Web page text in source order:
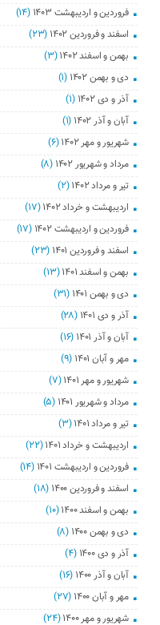
فروردین و اردیبهشت ۱۴۰۳
(۱۴)
اسفند و فروردین ۱۴۰۲
(۲۳)
بهمن و اسفند ۱۴۰۲
(۳)
دی و بهمن ۱۴۰۲
(۱)
آذر و دی ۱۴۰۲
(۱)
آبان و آذر ۱۴۰۲
(۱)
شهریور و مهر ۱۴۰۲
(۶)
مرداد و شهریور ۱۴۰۲
(۸)
تیر و مرداد ۱۴۰۲
(۲)
اردیبهشت و خرداد ۱۴۰۲
(۱۷)
فروردین و اردیبهشت ۱۴۰۲
(۱۷)
اسفند و فروردین ۱۴۰۱
(۲۳)
بهمن و اسفند ۱۴۰۱
(۱۳)
دی و بهمن ۱۴۰۱
(۳۱)
آذر و دی ۱۴۰۱
(۲۸)
آبان و آذر ۱۴۰۱
(۱۶)
مهر و آبان ۱۴۰۱
(۹)
شهریور و مهر ۱۴۰۱
(۷)
مرداد و شهریور ۱۴۰۱
(۵)
تیر و مرداد ۱۴۰۱
(۳)
اردیبهشت و خرداد ۱۴۰۱
(۲۲)
فروردین و اردیبهشت ۱۴۰۱
(۱۴)
اسفند و فروردین ۱۴۰۰
(۱۸)
بهمن و اسفند ۱۴۰۰
(۱۰)
دی و بهمن ۱۴۰۰
(۸)
آذر و دی ۱۴۰۰
(۴)
آبان و آذر ۱۴۰۰
(۱۶)
مهر و آبان ۱۴۰۰
(۲۷)
شهریور و مهر ۱۴۰۰
(۲۴)